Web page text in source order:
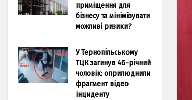
приміщення для
бізнесу та мінімізувати
можливі ризики?
У Тернопільському
ТЦК загинув 46-річний
чоловік: оприлюднили
фрагмент відео
інциденту